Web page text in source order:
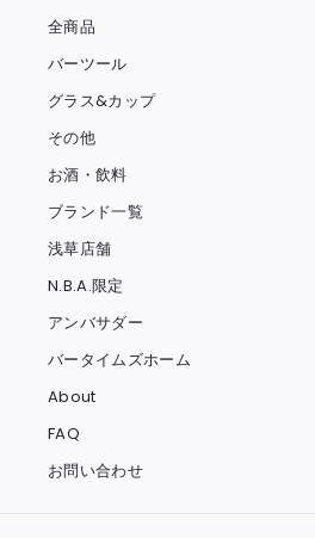
全商品
バーツール
グラス&カップ
その他
お酒・飲料
ブランド一覧
浅草店舗
N.B.A.限定
アンバサダー
バータイムズホーム
About
FAQ
お問い合わせ